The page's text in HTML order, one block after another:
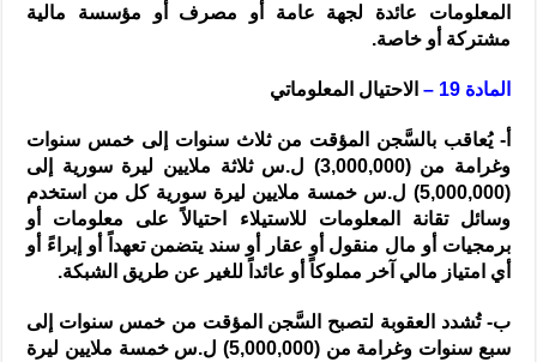
المعلومات عائدة لجهة عامة أو مصرف أو مؤسسة مالية
مشتركة أو خاصة.
المادة 19 – الاحتيال المعلوماتي
أ- يُعاقب بالسَّجن المؤقت من ثلاث سنوات إلى خمس سنوات
وغرامة من (3,000,000) ل.س ثلاثة ملايين ليرة سورية إلى
(5,000,000) ل.س خمسة ملايين ليرة سورية كل من استخدم
وسائل تقانة المعلومات للاستيلاء احتيالاً على معلومات أو
برمجيات أو مال منقول أو عقار أو سند يتضمن تعهداً أو إبراءً أو
أي امتياز مالي آخر مملوكاً أو عائداً للغير عن طريق الشبكة.
ب- تُشدد العقوبة لتصبح السَّجن المؤقت من خمس سنوات إلى
سبع سنوات وغرامة من (5,000,000) ل.س خمسة ملايين ليرة